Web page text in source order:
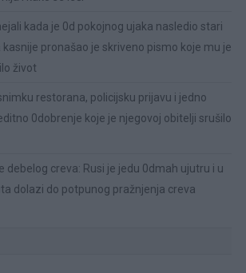
kada je 0d pokojnog ujaka nasledio stari
kasnije pronašao je skriveno pismo koje mu je
život
restorana, policijsku prijavu i jedno
0dobrenje koje je njegovoj obitelji srušilo
debelog creva: Rusi je jedu 0dmah ujutru i u
dolazi do potpunog pražnjenja creva